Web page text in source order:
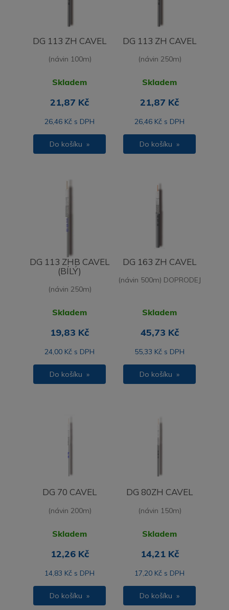
DG 113 ZH CAVEL
(návin 100m)
Skladem
21,87 Kč
26,46 Kč s DPH
Do košíku »
DG 113 ZH CAVEL
(návin 250m)
Skladem
21,87 Kč
26,46 Kč s DPH
Do košíku »
DG 113 ZHB CAVEL
(BÍLÝ)
(návin 250m)
Skladem
19,83 Kč
24,00 Kč s DPH
Do košíku »
DG 163 ZH CAVEL
(návin 500m) DOPRODEJ
Skladem
45,73 Kč
55,33 Kč s DPH
Do košíku »
DG 70 CAVEL
(návin 200m)
Skladem
12,26 Kč
14,83 Kč s DPH
Do košíku »
DG 80ZH CAVEL
(návin 150m)
Skladem
14,21 Kč
17,20 Kč s DPH
Do košíku »